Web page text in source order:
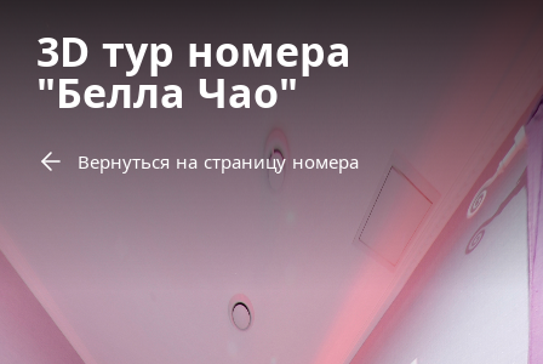
3D тур номера
"Белла Чао"
Вернуться на страницу номера